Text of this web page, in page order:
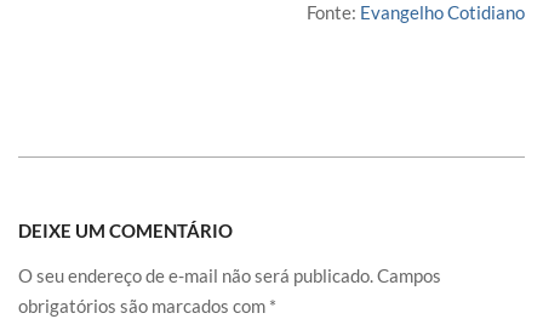
Fonte: Evangelho Cotidiano
DEIXE UM COMENTÁRIO
O seu endereço de e-mail não será publicado.Campos
obrigatórios são marcados com *